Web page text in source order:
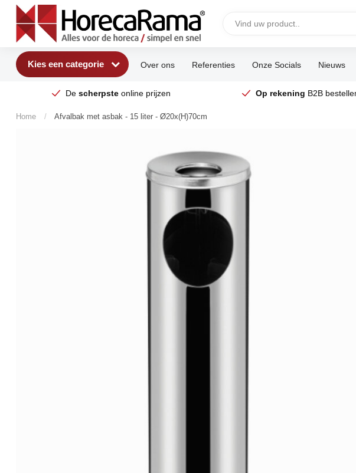
Kies een categorie Over ons Referenties Onze Socials Nieuws
De scherpsteonline prijzen Op rekening B2B
Home / Afvalbak met asbak - 15 liter - Ø20x(H)70cm